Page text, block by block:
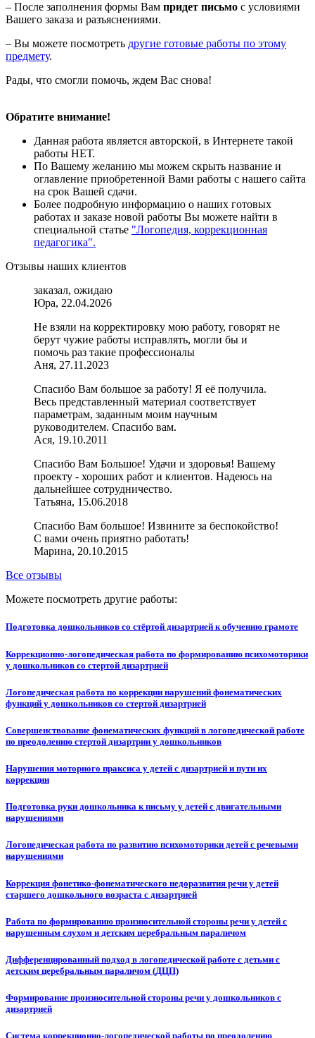
– После заполнения формы Вам придет письмо с условиями
Вашего заказа и разъяснениями.
– Вы можете посмотреть другие готовые работы по этому
предмету.
Рады, что смогли помочь, ждем Вас снова!
Обратите внимание!
Данная работа является авторской, в Интернете такой
работы НЕТ.
По Вашему желанию мы можем скрыть название и
оглавление приобретенной Вами работы с нашего сайта
на срок Вашей сдачи.
Более подробную информацию о наших готовых
работах и заказе новой работы Вы можете найти в
специальной статье "Логопедия, коррекционная
педагогика".
Отзывы наших клиентов
заказал, ожидаю
Юра, 22.04.2026
Не взяли на корректировку мою работу, говорят не
берут чужие работы исправлять, могли бы и
помочь раз такие профессионалы
Аня, 27.11.2023
Спасибо Вам большое за работу! Я её получила.
Весь представленный материал соответствует
параметрам, заданным моим научным
руководителем. Спасибо вам.
Ася, 19.10.2011
Спасибо Вам Большое! Удачи и здоровья! Вашему
проекту - хороших работ и клиентов. Надеюсь на
дальнейшее сотрудничество.
Татьяна, 15.06.2018
Спасибо Вам большое! Извините за беспокойство!
С вами очень приятно работать!
Марина, 20.10.2015
Все отзывы
Можете посмотреть другие работы:
Подготовка дошкольников со стёртой дизартрией к обучению грамоте
Коррекционно-логопедическая работа по формированию психомоторики
у дошкольников со стертой дизартрией
Логопедическая работа по коррекции нарушений фонематических
функций у дошкольников со стертой дизартрией
Совершенствование фонематических функций в логопедической работе
по преодолению стертой дизартрии у дошкольников
Нарушения моторного праксиса у детей с дизартрией и пути их
коррекции
Подготовка руки дошкольника к письму у детей с двигательными
нарушениями
Логопедическая работа по развитию психомоторики детей с речевыми
нарушениями
Коррекция фонетико-фонематического недоразвития речи у детей
старшего дошкольного возраста с дизартрией
Работа по формированию произносительной стороны речи у детей с
нарушенным слухом и детским церебральным параличом
Дифференцированный подход в логопедической работе с детьми с
детским церебральным параличом (ДЦП)
Формирование произносительной стороны речи у дошкольников с
дизартрией
Система коррекционно-логопедической работы по преодолению